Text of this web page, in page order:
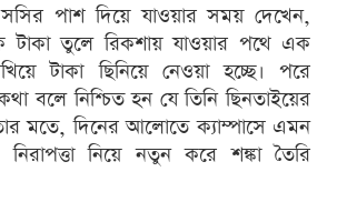
পাশ দিয়ে যাওয়ার সময় দেখেন,
টাকা তুলে রিকশায় যাওয়ার পথে এক
টাকা ছিনিয়ে নেওয়া হচ্ছে। পরে
বলে নিশ্চিত হন যে তিনি ছিনতাইয়ের
মতে, দিনের আলোতে ক্যাম্পাসে এমন
নিরাপত্তা নিয়ে নতুন করে শঙ্কা তৈরি